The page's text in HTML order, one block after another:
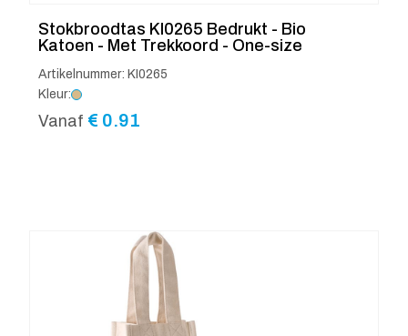
Stokbroodtas KI0265 Bedrukt - Bio
Katoen - Met Trekkoord - One-size
Artikelnummer: KI0265
Kleur:
Vanaf € 0.91